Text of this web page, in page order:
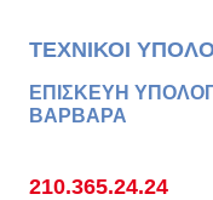
ΤΕΧΝΙΚΟΙ
ΕΠΙΣΚΕΥΗ
ΒΑΡΒΑΡΑ
210.365.24.24